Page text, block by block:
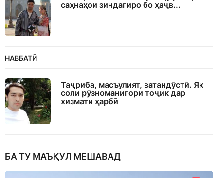
саҳнаҳои зиндагиро бо ҳаҷв...
НАВБАТӢ
Таҷриба, масъулият, ватандӯстӣ. Як
соли рӯзноманигори тоҷик дар
хизмати ҳарбӣ
БА ТУ МАЪҚУЛ МЕШАВАД